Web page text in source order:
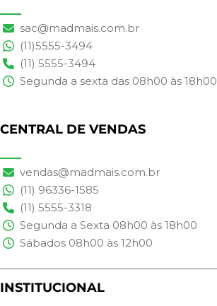
sac@madmais.com.br
(11)5555-3494
(11) 5555-3494
Segunda a sexta das 08h00 às 18h00
CENTRAL DE VENDAS
vendas@madmais.com.br
(11) 96336-1585
(11) 5555-3318
Segunda a Sexta 08h00 às 18h00
Sábados 08h00 às 12h00
INSTITUCIONAL